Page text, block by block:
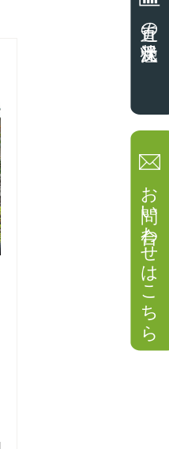
直近の受注状況
お問い合わせはこちら